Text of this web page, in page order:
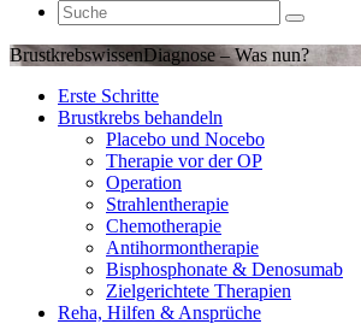
BrustkrebswissenDiagnose – Was nun?
Erste Schritte
Brustkrebs behandeln
Placebo und Nocebo
Therapie vor der OP
Operation
Strahlentherapie
Chemotherapie
Antihormontherapie
Bisphosphonate & Denosumab
Zielgerichtete Therapien
Reha, Hilfen & Ansprüche